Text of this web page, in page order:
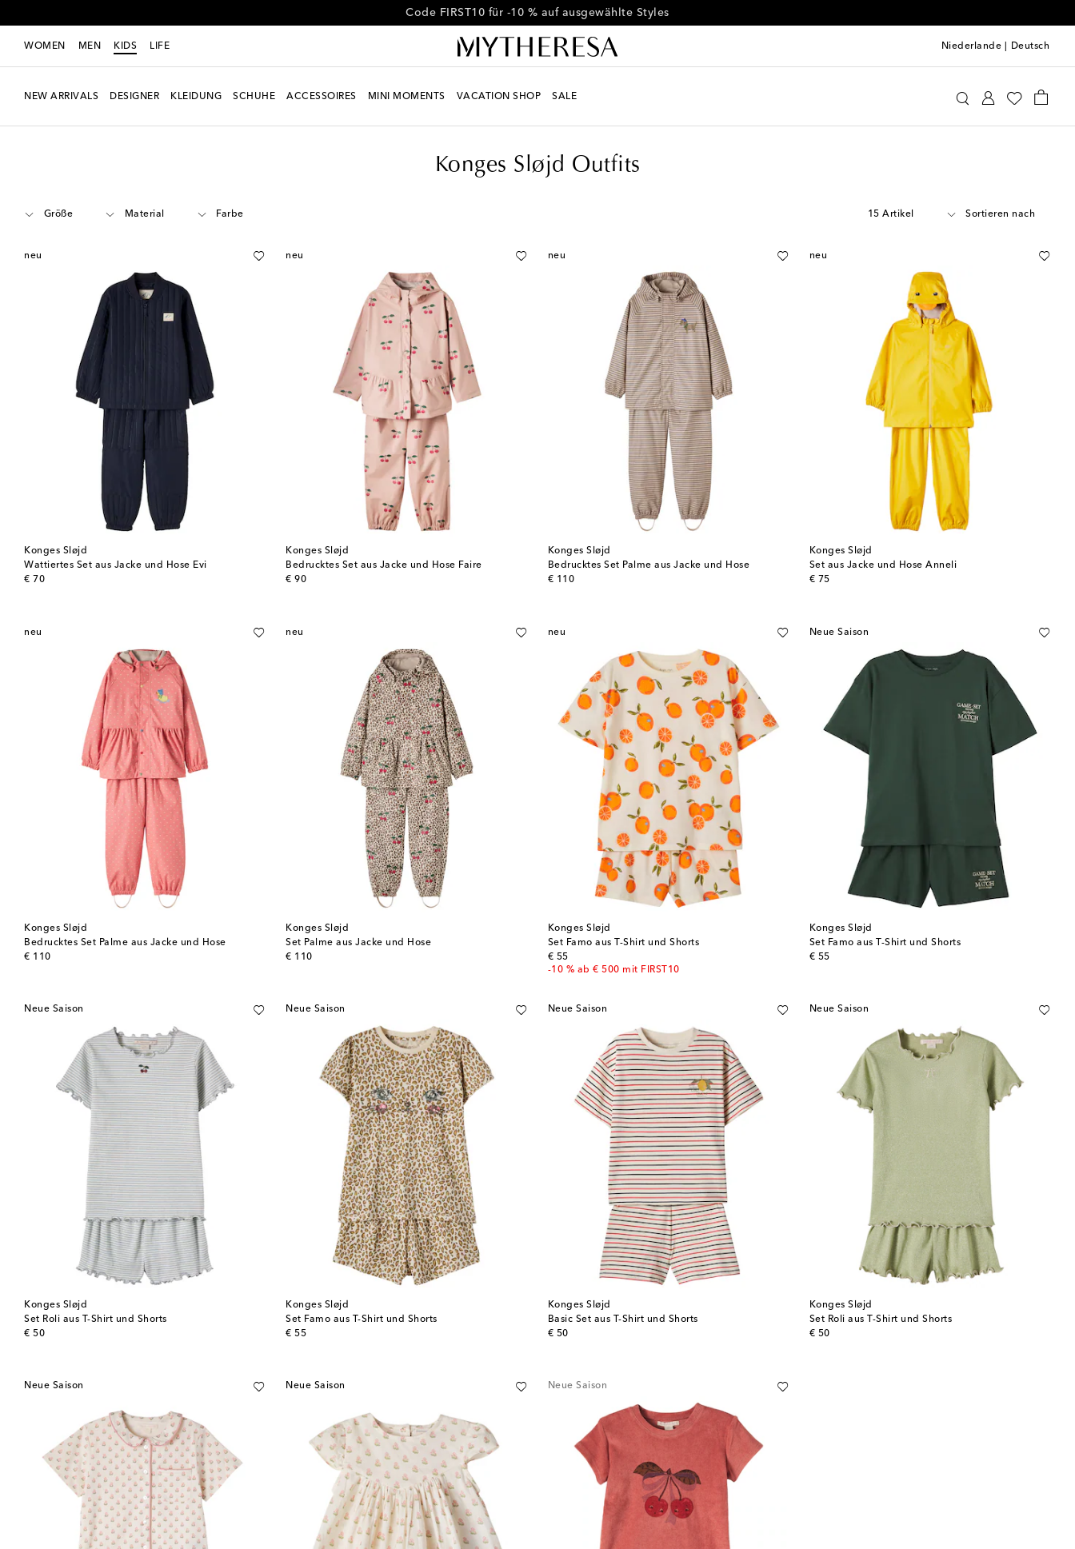
Erhalten Sie -10 % auf Ihre erste Bestellung ab € 500
WOMEN MEN KIDS LIFE Niederlande Deutsch
NEW ARRIVALS DESIGNER KLEIDUNG SCHUHE ACCESSOIRES MINI MOMENTS VACATION SHOP SALE
Konges Sløjd Outfits
Größe Material Farbe 15 Artikel Sortieren nach
neu
Konges Sløjd
Wattiertes Set aus Jacke und Hose Evi
€ 70
original price
neu
Konges Sløjd
Bedrucktes Set aus Jacke und Hose Faire
€ 90
original price
neu
Konges Sløjd
Bedrucktes Set Palme aus Jacke und Hose
€ 110
original price
neu
Konges Sløjd
Set aus Jacke und Hose Anneli
€ 75
original price
neu
Konges Sløjd
Bedrucktes Set Palme aus Jacke und Hose
€ 110
original price
neu
Konges Sløjd
Set Palme aus Jacke und Hose
€ 110
original price
neu
Konges Sløjd
Set Famo aus T-Shirt und Shorts
€ 55
original price
-10 % ab € 500 mit FIRST10
Neue Saison
Konges Sløjd
Set Famo aus T-Shirt und Shorts
€ 55
original price
Neue Saison
Konges Sløjd
Set Roli aus T-Shirt und Shorts
€ 50
original price
Neue Saison
Konges Sløjd
Set Famo aus T-Shirt und Shorts
€ 55
original price
Neue Saison
Konges Sløjd
Basic Set aus T-Shirt und Shorts
€ 50
original price
Neue Saison
Konges Sløjd
Set Roli aus T-Shirt und Shorts
€ 50
original price
Neue Saison Neue Saison Neue Saison